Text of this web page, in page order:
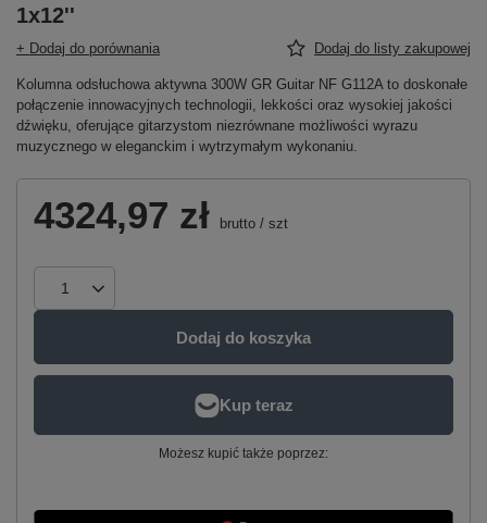
1x12''
+ Dodaj do porównania Dodaj do listy zakupowej
Kolumna odsłuchowa aktywna 300W GR Guitar NF G112A to doskonałe
połączenie innowacyjnych technologii, lekkości oraz wysokiej jakości
dźwięku, oferujące gitarzystom niezrównane możliwości wyrazu
muzycznego w eleganckim i wytrzymałym wykonaniu.
4324,97 zł brutto / szt
Dodaj do koszyka
Możesz kupić także poprzez: